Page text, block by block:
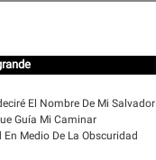
El Nombre De Mi Salvador
Guía Mi Caminar
Medio De La Obscuridad